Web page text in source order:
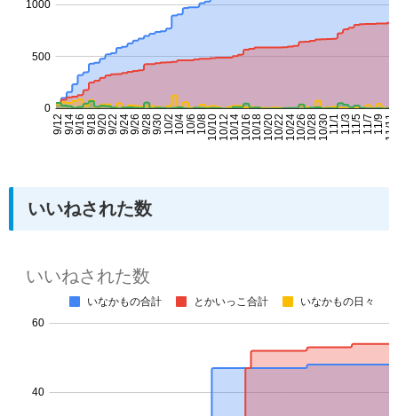
いいねされた数